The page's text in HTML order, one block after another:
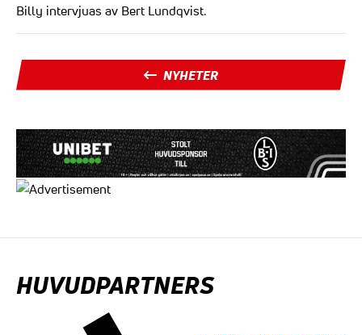
Billy intervjuas av Bert Lundqvist.
NYHETER
HUVUDPARTNERS